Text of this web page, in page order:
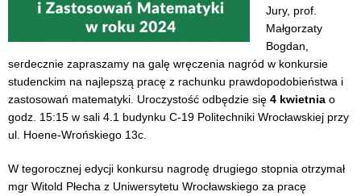
Jury, prof.
Małgorzaty
Bogdan,
serdecznie zapraszamy na galę wręczenia nagród w konkursie
studenckim na najlepszą pracę z rachunku prawdopodobieństwa i
zastosowań matematyki. Uroczystość odbędzie się 4 kwietnia o
godz. 15:15 w sali 4.1 budynku C-19 Politechniki Wrocławskiej przy
ul. Hoene-Wrońskiego 13c.
W tegorocznej edycji konkursu nagrodę drugiego stopnia otrzymał
mgr Witold Płecha z Uniwersytetu Wrocławskiego za pracę